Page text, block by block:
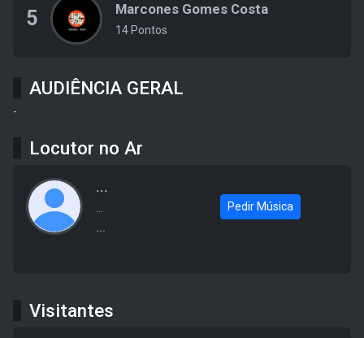
5 Marcones Gomes Costa
14 Pontos
AUDIÊNCIA GERAL
-
Locutor no Ar
...
...
Pedir Música
Visitantes